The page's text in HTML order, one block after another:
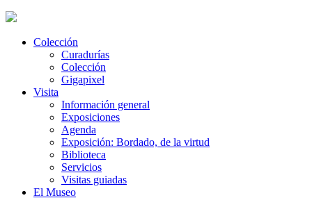
Colección
Curadurías
Colección
Gigapixel
Visita
Información general
Exposiciones
Agenda
Exposición: Bordado, de la virtud
Biblioteca
Servicios
Visitas guiadas
El Museo